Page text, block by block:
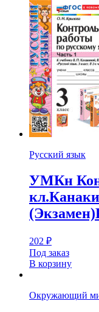
Русский язык
УМКн
202 ₽
Под заказ
В корзину
Окружающий